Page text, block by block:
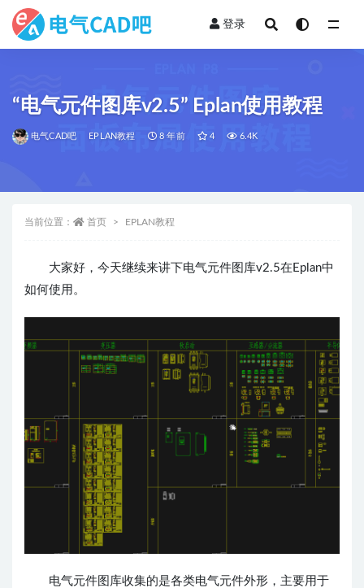
登录
“电气元件图库v2.5” Eplan使用教程
电气CAD吧 EPLAN教程 8 年前 4 6.4K
当前位置： 首页 EPLAN教程
大家好，今天继续来讲下电气元件图库v2.5在Eplan中
如何使用。
电气元件图库收集的是各类电气元件外形，主要用于